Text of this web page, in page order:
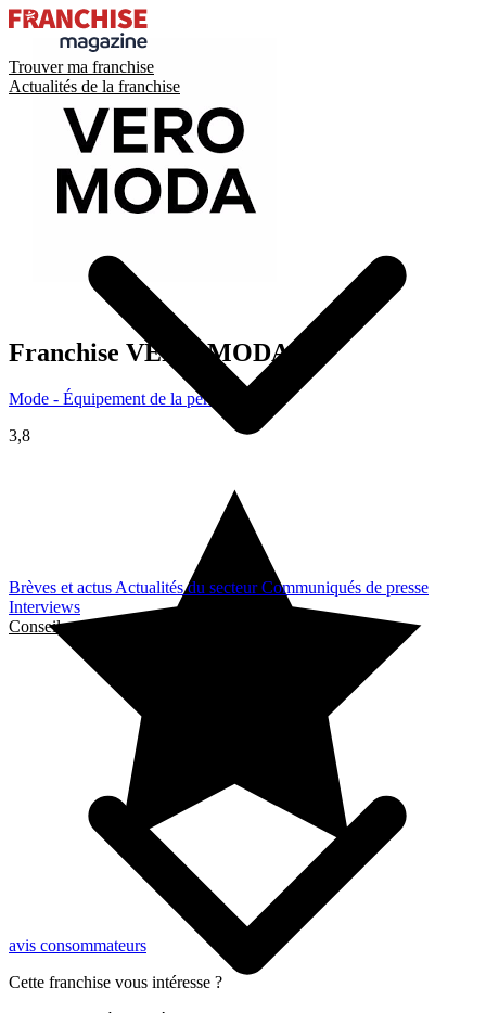
Trouver ma franchise
Actualités de la franchise
Brèves et actus Actualités du secteurCommuniqués de presse
Interviews
Conseils et Guides
Franchise VERO MODA
Mode - Équipement de la personne
3,8
avis consommateurs
Cette franchise vous intéresse ?